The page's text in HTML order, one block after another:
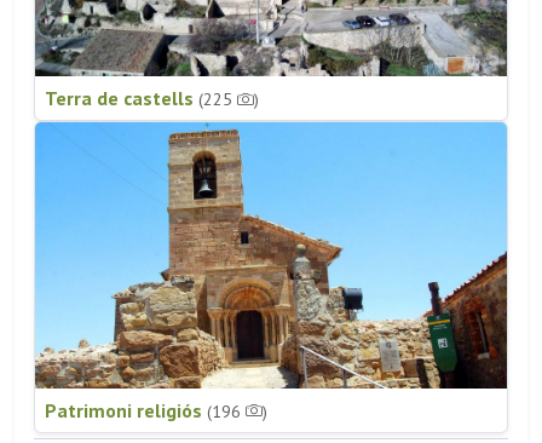
Terra de castells (225 )
Patrimoni religiós (196 )